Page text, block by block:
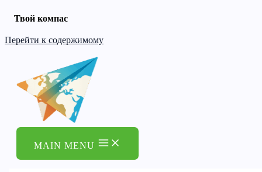
Твой компас
Перейти к содержимому
MAIN MENU